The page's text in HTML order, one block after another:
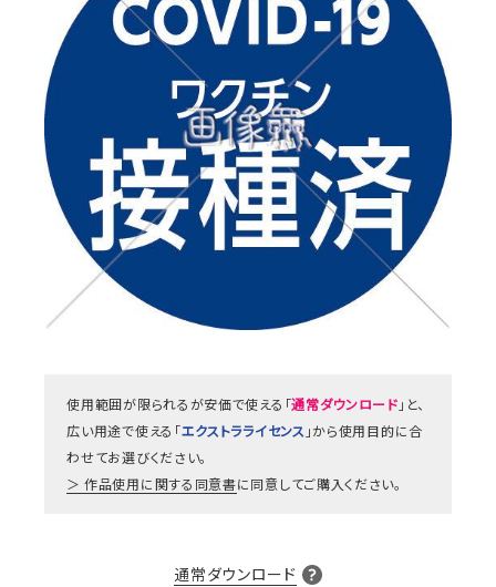
使用範囲が限られるが安価で使える「通常ダウンロード 」と、
広い用途で使える「エクストラライセンス 」から使用目的に合
わせてお選びください。
作品使用に関する同意書に同意してご購入ください。
通常ダウンロード